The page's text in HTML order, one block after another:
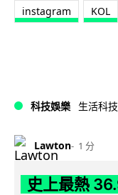
instagram KOL
科技娛樂 生活科技
Lawton 1 分
史上最熱